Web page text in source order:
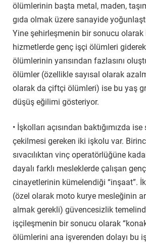
ölümlerinin başta metal, maden,
gıda olmak üzere sanayide
Yine şehirleşmenin bir sonucu
hizmetlerde genç işçi ölümleri
ölümlerinin yarısından fazlasını
ölümler (özellikle sayısal olarak
olarak da çiftçi ölümleri) ise bu yaş
düşüş eğilimi gösteriyor.
• İşkolları açısından baktığımızda
çekilmesi gereken iki işkolu var.
sıvacılıktan vinç operatörlüğüne
dayalı farklı mesleklerde çalışan
cinayetlerinin kümelendiği “inşaat”.
(özel olarak moto kurye mesleğinin
almak gerekli) güvencesizlik
işçileşmenin bir sonucu olarak
ölümlerini ana işverenden dolayı bu